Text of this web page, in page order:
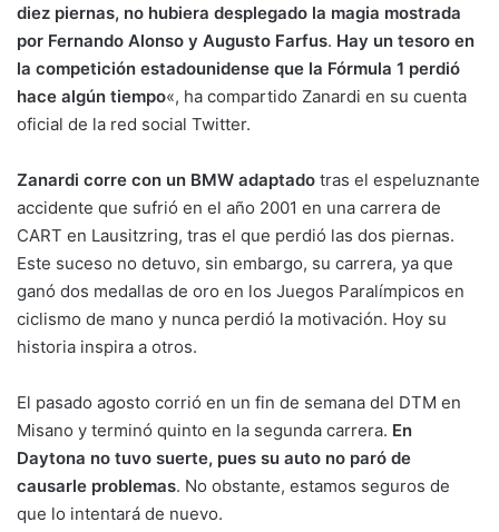
diez piernas, no hubiera desplegado la magia mostrada
por Fernando Alonso y Augusto Farfus. Hay un tesoro en
la competición estadounidense que la Fórmula 1 perdió
hace algún tiempo«, ha compartido Zanardi en su cuenta
oficial de la red social Twitter.
Zanardi corre con un BMW adaptado tras el espeluznante
accidente que sufrió en el año 2001 en una carrera de
CART en Lausitzring, tras el que perdió las dos piernas.
Este suceso no detuvo, sin embargo, su carrera, ya que
ganó dos medallas de oro en los Juegos Paralímpicos en
ciclismo de mano y nunca perdió la motivación. Hoy su
historia inspira a otros.
El pasado agosto corrió en un fin de semana del DTM en
Misano y terminó quinto en la segunda carrera. En
Daytona no tuvo suerte, pues su auto no paró de
causarle problemas. No obstante, estamos seguros de
que lo intentará de nuevo.